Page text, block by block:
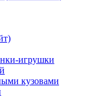
игрушки
кузовами